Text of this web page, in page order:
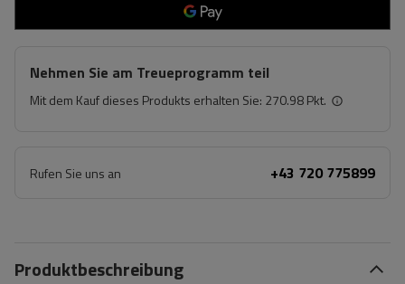
Nehmen Sie am Treueprogramm teil
Mit dem Kauf dieses Produkts erhalten Sie: 270.98 Pkt.
Rufen Sie uns an +43 720 775899
Produktbeschreibung